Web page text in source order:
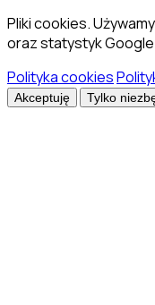
Pliki cookies.
oraz statystyk
Polityka cookies
Akceptuję Tylko